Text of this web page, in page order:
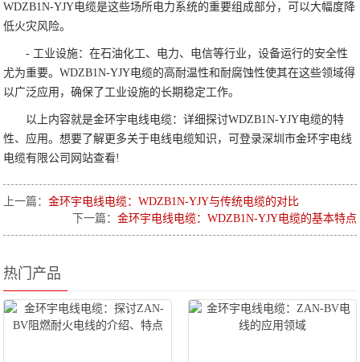
WDZB1N-YJY电缆是这些场所电力系统的重要组成部分，可以大幅度降
低火灾风险。
- 工业设施：在石油化工、电力、电信等行业，设备运行的安全性
尤为重要。WDZB1N-YJY电缆的高耐温性和耐腐蚀性使其在这些领域得
以广泛应用，确保了工业设施的长期稳定工作。
以上内容就是金环宇电线电缆：详细探讨WDZB1N-YJY电缆的特
性、应用。想要了解更多关于电线电缆知识，可登录深圳市金环宇电线
电缆有限公司网站查看!
上一篇：金环宇电线电缆：WDZB1N-YJY与传统电缆的对比
下一篇： 金环宇电线电缆：WDZB1N-YJY电缆的基本特点
热门产品